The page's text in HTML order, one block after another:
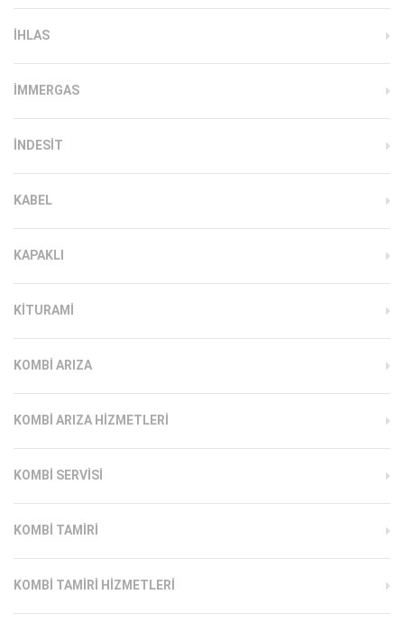
IHLAS
İMMERGAS
INDESIT
KABEL
KAPAKLI
KITURAMI
KOMBI ARIZA
KOMBI ARIZA HIZMETLERI
KOMBI SERVISI
KOMBI TAMIRI
KOMBI TAMIRI HIZMETLERI